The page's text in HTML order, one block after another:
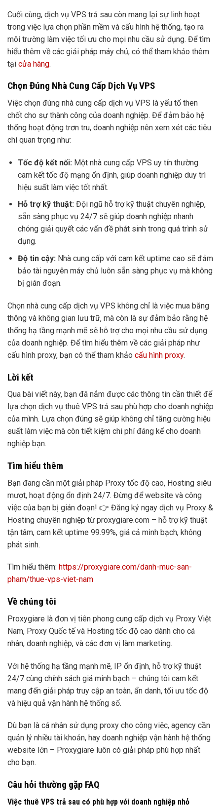
Cuối cùng, dịch vụ VPS trả sau còn mang lại sự linh hoạt
trong việc lựa chọn phần mềm và cấu hình hệ thống, tạo ra
môi trường làm việc tối ưu cho mọi nhu cầu sử dụng. Để tìm
hiểu thêm về các giải pháp máy chủ, có thể tham khảo thêm
tại cửa hàng.
Chọn Đúng Nhà Cung Cấp Dịch Vụ VPS
Việc chọn đúng nhà cung cấp dịch vụ VPS là yếu tố then
chốt cho sự thành công của doanh nghiệp. Để đảm bảo hệ
thống hoạt động trơn tru, doanh nghiệp nên xem xét các tiêu
chí quan trọng như:
Tốc độ kết nối: Một nhà cung cấp VPS uy tín thường
cam kết tốc độ mạng ổn định, giúp doanh nghiệp duy trì
hiệu suất làm việc tốt nhất.
Hỗ trợ kỹ thuật: Đội ngũ hỗ trợ kỹ thuật chuyên nghiệp,
sẵn sàng phục vụ 24/7 sẽ giúp doanh nghiệp nhanh
chóng giải quyết các vấn đề phát sinh trong quá trình sử
dụng.
Độ tin cậy: Nhà cung cấp với cam kết uptime cao sẽ đảm
bảo tài nguyên máy chủ luôn sẵn sàng phục vụ mà không
bị gián đoạn.
Chọn nhà cung cấp dịch vụ VPS không chỉ là việc mua băng
thông và không gian lưu trữ, mà còn là sự đảm bảo rằng hệ
thống hạ tầng mạnh mẽ sẽ hỗ trợ cho mọi nhu cầu sử dụng
của doanh nghiệp. Để tìm hiểu thêm về các giải pháp như
cấu hình proxy, bạn có thể tham khảo cấu hình proxy.
Lời kết
Qua bài viết này, bạn đã nắm được các thông tin cần thiết để
lựa chọn dịch vụ thuê VPS trả sau phù hợp cho doanh nghiệp
của mình. Lựa chọn đúng sẽ giúp không chỉ tăng cường hiệu
suất làm việc mà còn tiết kiệm chi phí đáng kể cho doanh
nghiệp bạn.
Tìm hiểu thêm
Bạn đang cần một giải pháp Proxy tốc độ cao, Hosting siêu
mượt, hoạt động ổn định 24/7. Đừng để website và công
việc của bạn bị gián đoạn! 👉 Đăng ký ngay dịch vụ Proxy &
Hosting chuyên nghiệp từ proxygiare.com – hỗ trợ kỹ thuật
tận tâm, cam kết uptime 99.99%, giá cả minh bạch, không
phát sinh.
Tìm hiểu thêm: https://proxygiare.com/danh-muc-san-
pham/thue-vps-viet-nam
Về chúng tôi
Proxygiare là đơn vị tiên phong cung cấp dịch vụ Proxy Việt
Nam, Proxy Quốc tế và Hosting tốc độ cao dành cho cá
nhân, doanh nghiệp, và các đơn vị làm marketing.
Với hệ thống hạ tầng mạnh mẽ, IP ổn định, hỗ trợ kỹ thuật
24/7 cùng chính sách giá minh bạch – chúng tôi cam kết
mang đến giải pháp truy cập an toàn, ẩn danh, tối ưu tốc độ
và hiệu quả vận hành hệ thống số.
Dù bạn là cá nhân sử dụng proxy cho công việc, agency cần
quản lý nhiều tài khoản, hay doanh nghiệp vận hành hệ thống
website lớn – Proxygiare luôn có giải pháp phù hợp nhất
cho bạn.
Câu hỏi thường gặp FAQ
Việc thuê VPS trả sau có phù hợp với doanh nghiệp nhỏ